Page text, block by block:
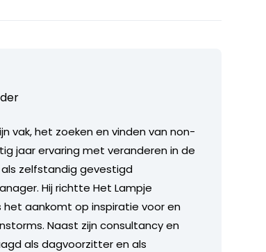
vak, het zoeken en vinden van non-
jaar ervaring met veranderen in de
zelfstandig gevestigd
Hij richtte Het Lampje
aankomt op inspiratie voor en
Naast zijn consultancy en
als dagvoorzitter en als